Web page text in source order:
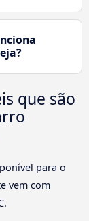
que são
para o
vem com